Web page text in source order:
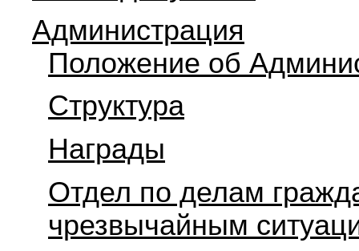
Администрация
Положение об
Структура
Награды
Отдел по делам
чрезвычайным